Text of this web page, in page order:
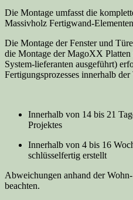
Die Montage umfasst die
Massivholz Fertigwand-
Die Montage der Fenster und
die Montage der MagoXX
System-lieferanten ausgeführt)
Fertigungsprozesses innerhalb
Innerhalb von 14 bis 21
Projektes
Innerhalb von 4 bis 16
schlüsselfertig erstellt
Abweichungen anhand der
beachten.